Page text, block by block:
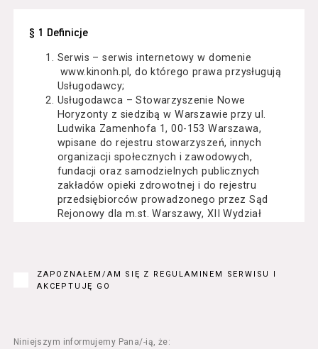
§ 1 Definicje
Serwis – serwis internetowy w domenie
www.kinonh.pl, do którego prawa przysługują
Usługodawcy;
Usługodawca – Stowarzyszenie Nowe
Horyzonty z siedzibą w Warszawie przy ul.
Ludwika Zamenhofa 1, 00-153 Warszawa,
wpisane do rejestru stowarzyszeń, innych
organizacji społecznych i zawodowych,
fundacji oraz samodzielnych publicznych
zakładów opieki zdrowotnej i do rejestru
przedsiębiorców prowadzonego przez Sąd
Rejonowy dla m.st. Warszawy, XII Wydział
Usługobiorca - osoba fizyczna, osoba prawna
lub jednostka organizacyjna nieposiadająca
Usługodawcę drogą elektroniczną z
ZAPOZNAŁEM/AM SIĘ Z REGULAMINEM SERWISU I
AKCEPTUJĘ GO
Niniejszym informujemy Pana/-ią, że: